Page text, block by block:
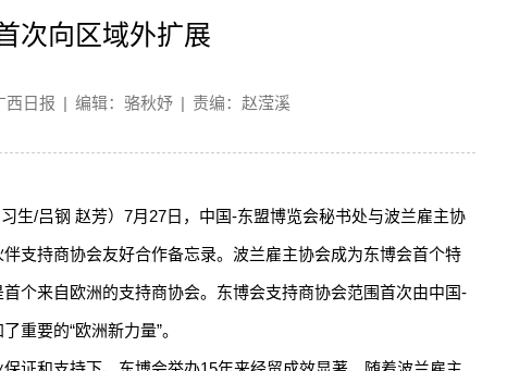
次向区域外扩展
西日报 | 编辑：骆秋妤 | 责编：赵滢溪
/吕钢 赵芳）7月27日，中国-东盟博览会秘书处与波兰雇主协
支持商协会友好合作备忘录。波兰雇主协会成为东博会首个特
个来自欧洲的支持商协会。东博会支持商协会范围首次由中国-
重要的“欧洲新力量”。